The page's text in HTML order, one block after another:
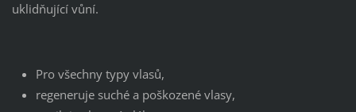
uklidňující vůní.
Pro všechny typy vlasů,
regeneruje suché a poškozené vlasy,